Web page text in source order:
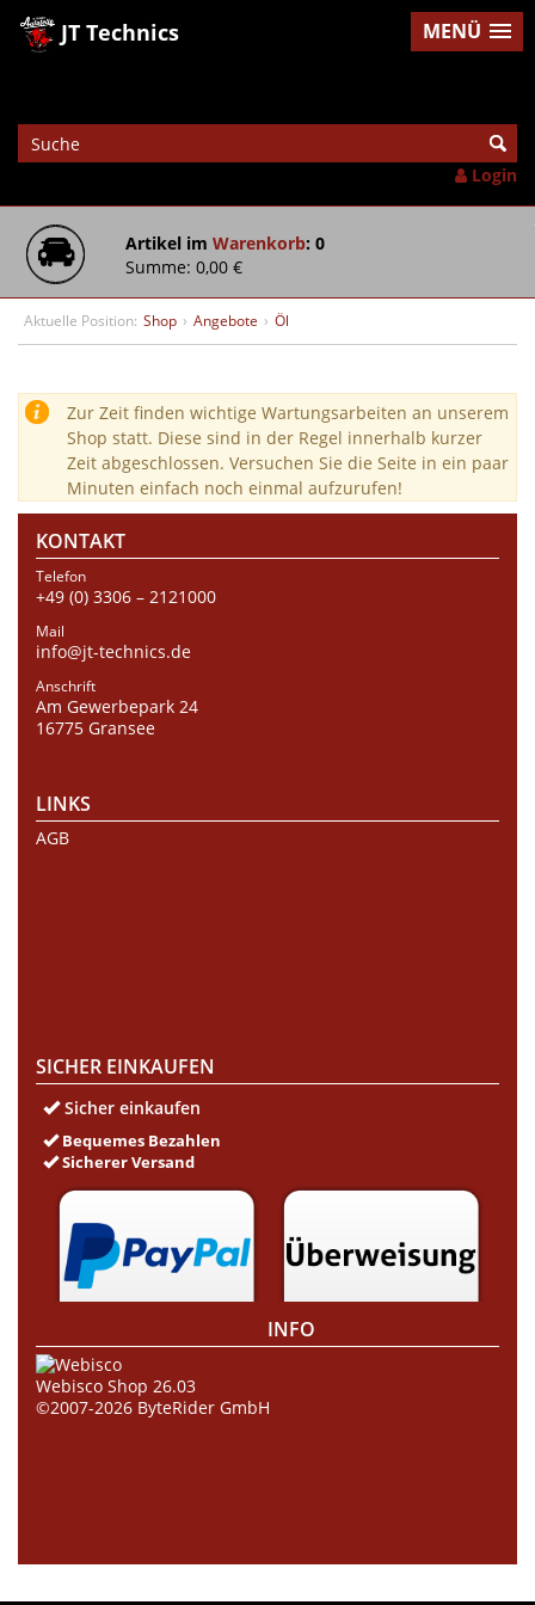
JT Technics MENÜ
Login
Artikel im Warenkorb: 0
Summe: 0,00 €
Aktuelle Position: Shop › Angebote › Öl
Zur Zeit finden wichtige Wartungsarbeiten an unserem
Shop statt. Diese sind in der Regel innerhalb kurzer
Zeit abgeschlossen. Versuchen Sie die Seite in ein paar
Minuten einfach noch einmal aufzurufen!
KONTAKT
Telefon
+49 (0) 3306 – 2121000
Mail
info@jt-technics.de
Anschrift
Am Gewerbepark 24
16775 Gransee
LINKS
AGB
SICHER EINKAUFEN
Sicher einkaufen
Bequemes Bezahlen
Sicherer Versand
INFO
Webisco Shop 26.03
©2007-2026 ByteRider GmbH